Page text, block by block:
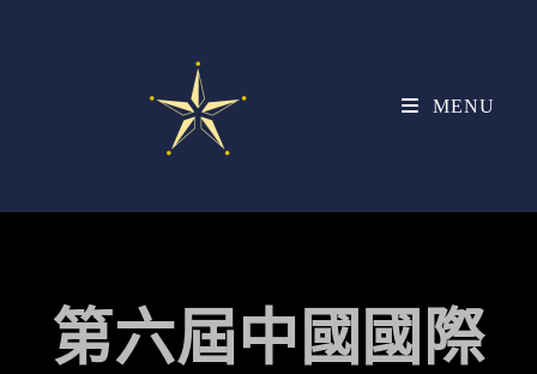
MENU
第六屆中國國際